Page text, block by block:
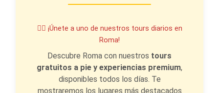
🚶‍♂️ ¡Únete a uno de nuestros tours diarios en
Roma!
Descubre Roma con nuestros tours
gratuitos a pie y experiencias premium,
disponibles todos los días. Te
mostraremos los lugares más destacados